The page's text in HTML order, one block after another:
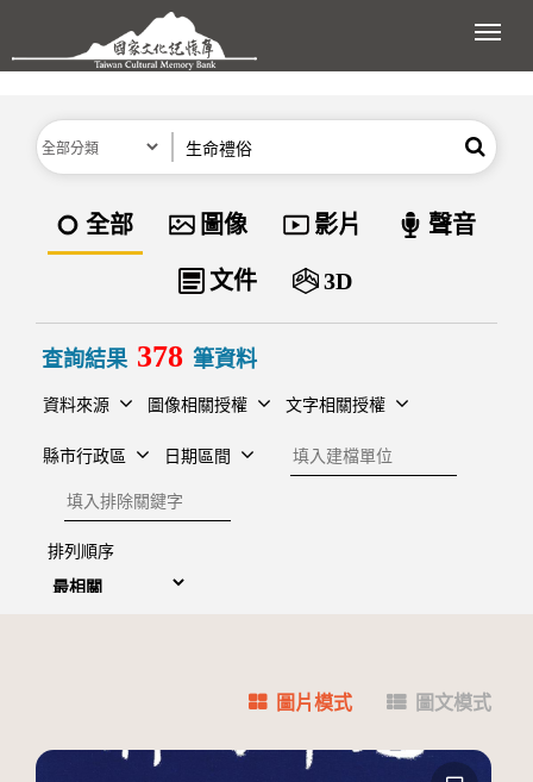
跳到主要內容區塊
展
分類 搜尋
資料類型
全部 圖像 影片 聲音
文件 3D
查詢結果 378 筆資料
資料來源 圖像相關授權 文字相關授權
縣市行政區 日期區間
建檔單位
排除關鍵字
排列順序
圖片模式 圖文模式